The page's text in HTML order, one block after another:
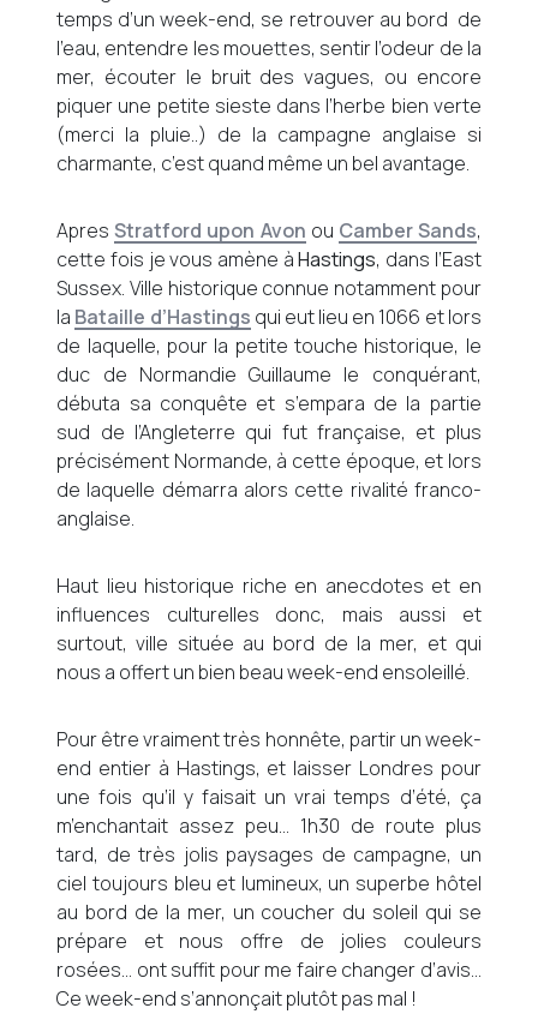
temps d’un week-end, se retrouver au bord de
l’eau, entendre les mouettes, sentir l’odeur de la
mer, écouter le bruit des vagues, ou encore
piquer une petite sieste dans l’herbe bien verte
(merci la pluie..) de la campagne anglaise si
charmante, c’est quand même un bel avantage.
ApresStratford upon Avon ou Camber Sands,
cette fois je vous amène àHastings, dans l’East
Sussex. Ville historique connue notamment pour
la Bataille d’Hastings qui eut lieu en 1066 et lors
de laquelle, pour la petite touche historique, le
duc de Normandie Guillaume le conquérant,
débuta sa conquête et s’empara de la partie
sud de l’Angleterre qui fut française, et plus
précisément Normande, à cette époque, et lors
de laquelle démarra alors cette rivalité franco-
anglaise.
Haut lieu historique riche en anecdotes et en
influences culturelles donc, mais aussi et
surtout, ville située au bord de la mer, et qui
nous a offert un bien beau week-end ensoleillé.
Pour être vraiment très honnête, partir un week-
end entier à Hastings, et laisser Londres pour
une fois qu’il y faisait un vrai temps d’été, ça
m’enchantait assez peu… 1h30 de route plus
tard, de très jolis paysages de campagne, un
ciel toujours bleu et lumineux, un superbe hôtel
au bord de la mer, un coucher du soleil qui se
prépare et nous offre de jolies couleurs
rosées… ont suffit pour me faire changer d’avis…
Ce week-end s’annonçait plutôt pas mal !